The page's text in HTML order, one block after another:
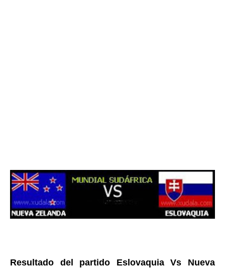
Resultado del partido Eslovaquia Vs Nueva